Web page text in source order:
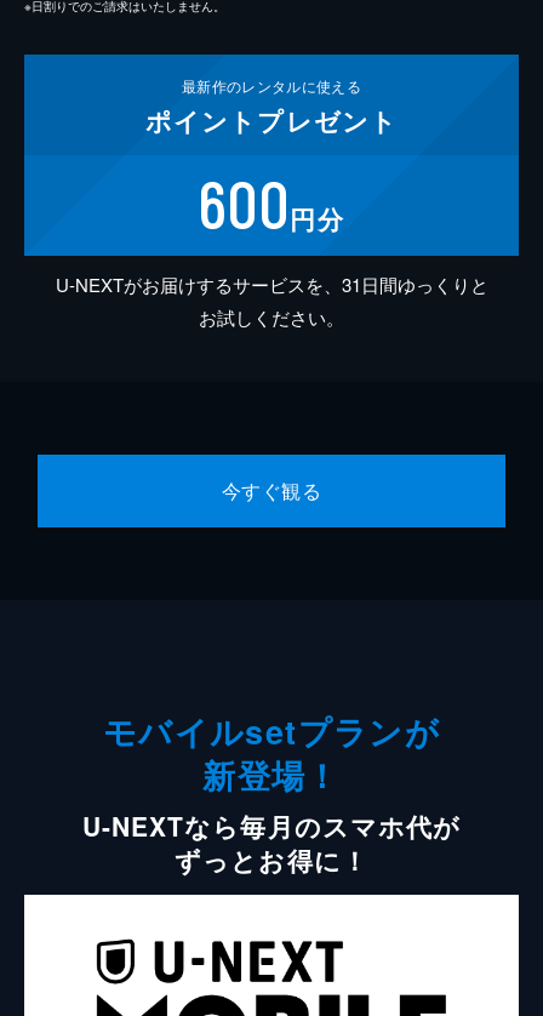
※日割りでのご請求はいたしません。
最新作のレンタルに使える
ポイント プレゼント
600円分
U-NEXTがお届けするサービスを、31日間ゆっくりと
お試しください。
今すぐ観る
モバイルsetプランが
新登場！
U-NEXTなら毎月のスマホ代が
ずっとお得に！